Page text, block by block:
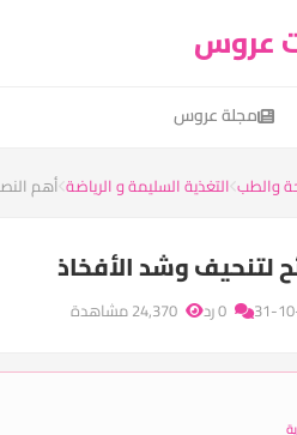
عروس
مجلة عروس
والطب التغذية السليمة و الرياضة ​أهم
لتنحيف وشد الأفخاذ